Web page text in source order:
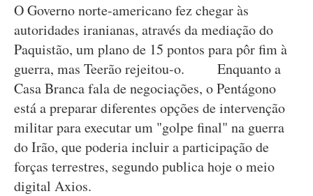
O Governo norte-americano fez chegar às
autoridades iranianas, através da mediação do
Paquistão, um plano de 15 pontos para pôr fim à
guerra, mas Teerão rejeitou-o. Enquanto a
Casa Branca fala de negociações, o Pentágono
está a preparar diferentes opções de intervenção
militar para executar um "golpe final" na guerra
do Irão, que poderia incluir a participação de
forças terrestres, segundo publica hoje o meio
digital Axios.